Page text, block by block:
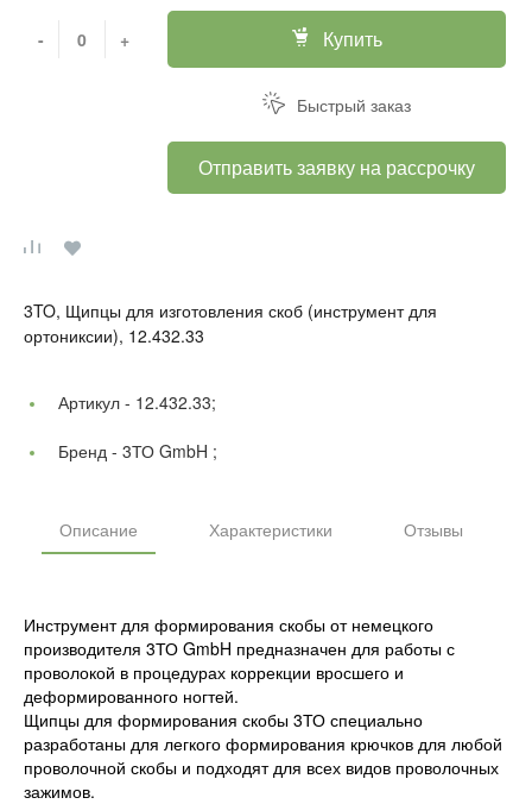
- + Купить
Быстрый заказ
Отправить заявку на рассрочку
3TO, Щипцы для изготовления скоб (инструмент для
ортониксии), 12.432.33
Артикул - 12.432.33;
Бренд - 3ТО GmbH ;
Описание Характеристики Отзывы
Инструмент для формирования скобы от немецкого
производителя 3ТО GmbH предназначен для работы с
проволокой в процедурах коррекции вросшего и
деформированного ногтей.
Щипцы для формирования скобы 3ТО специально
разработаны для легкого формирования крючков для любой
проволочной скобы и подходят для всех видов проволочных
зажимов.